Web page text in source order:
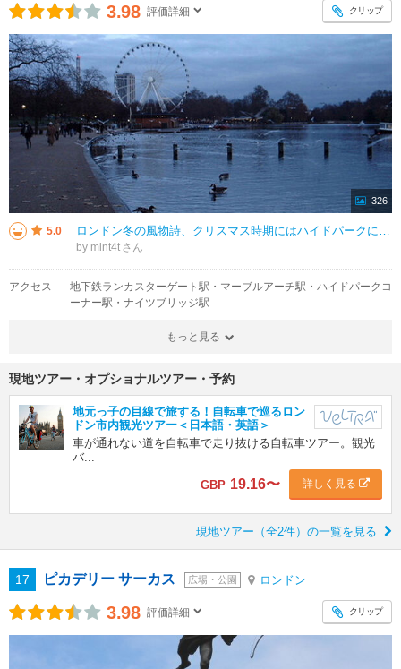
3.98 評価詳細 クリップ
326
5.0
by mint4t
アクセス
地下鉄ランカスターゲート駅・マーブルアーチ駅・ハイドパークコ
ーナー駅・ナイツブリッジ駅
もっと見る
現地ツアー・オプショナルツアー・予約
地元っ子の目線で旅する！自転車で巡るロン
ドン市内観光ツアー＜日本語・英語＞
車が通れない道を自転車で走り抜ける自転車ツアー。観光
バ...
GBP 19.16〜 詳しく見る
現地ツアー（全2件）の一覧を見る
17 ピカデリー サーカス 広場・公園 ロンドン
3.98 評価詳細 クリップ